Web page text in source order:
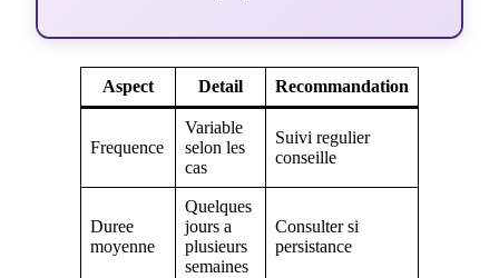
Aspect Detail Recommandation
Frequence
Variable
selon les
cas
Suivi regulier
conseille
Duree
moyenne
Quelques
jours a
plusieurs
semaines
Consulter si
persistance